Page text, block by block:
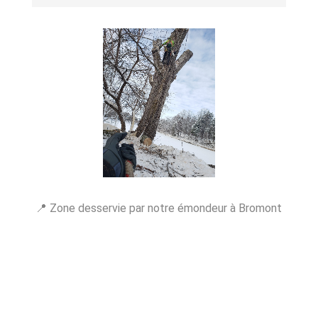
📍 Zone desservie par notre émondeur à Bromont